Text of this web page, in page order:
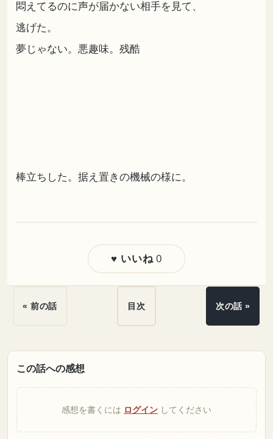
悶えてるのに声が届かない相手を見て、
逃げた。
夢じゃない。悪趣味。残酷
棒立ちした。据え置きの機械の様に。
♥ いいね 0
« 前の話 目次 次の話 »
この話への感想
感想を書くには ログイン してください